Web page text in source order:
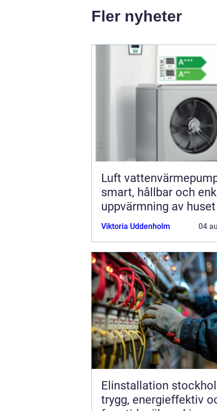
Fler nyheter
Luft
smart, hållbar och
uppvärmning av huset
Viktoria Uddenholm 04
Elinstallation
trygg, energieffektiv